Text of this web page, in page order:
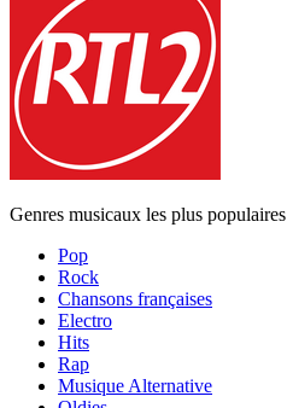
Genres musicaux les plus populaires
Pop
Rock
Chansons françaises
Electro
Hits
Rap
Musique Alternative